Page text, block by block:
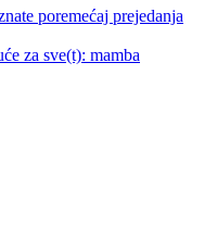
poremećaj prejedanja
za sve(t): mamba